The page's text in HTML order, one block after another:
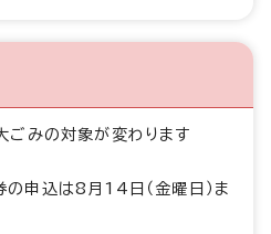
ごみの対象が変わります
の申込は8月14日（金曜日）ま